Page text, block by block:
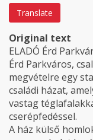
Translate
Original text
ELADÓ Érd
Érd Parkváros,
megvételre egy
családi házat,
vastag
cserépfedéssel.
A ház külső